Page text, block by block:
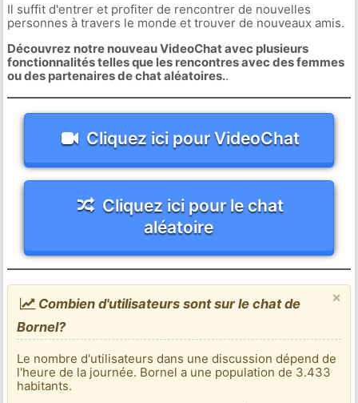
Il suffit d'entrer et profiter de rencontrer de nouvelles
personnes à travers le monde et trouver de nouveaux amis.
Découvrez notre nouveau VideoChat avec plusieurs
fonctionnalités telles que les rencontres avec des femmes
ou des partenaires de chat aléatoires..
Cliquez ici pour VideoChat
Cliquez ici pour le chat
aléatoire
×
Combien d'utilisateurs sont sur le chat de
Bornel?
Le nombre d'utilisateurs dans une discussion dépend de
l'heure de la journée. Bornel a une population de 3.433
habitants.